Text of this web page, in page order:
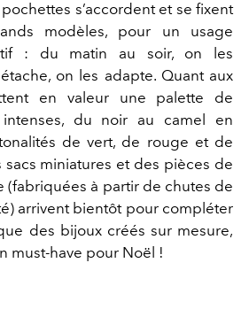
s’accordent et se fixent
modèles, pour un usage
: du matin au soir, on les
on les adapte. Quant aux
en valeur une palette de
du noir au camel en
de vert, de rouge et de
sacs miniatures et des pièces de
(fabriquées à partir de chutes de
arrivent bientôt pour compléter
des bijoux créés sur mesure,
must-have pour Noël !